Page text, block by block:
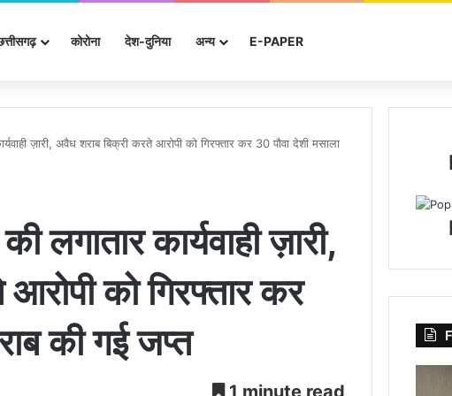
कोरोना देश-दुनिया अन्‍य E-PAPER
ज़ारी, अवैध शराब बिक्री करते आरोपी को गिरफ्तार कर 30 पौवा देशी मसाला
लगातार कार्यवाही ज़ारी,
को गिरफ्तार कर
की गई जप्त
1 minute read